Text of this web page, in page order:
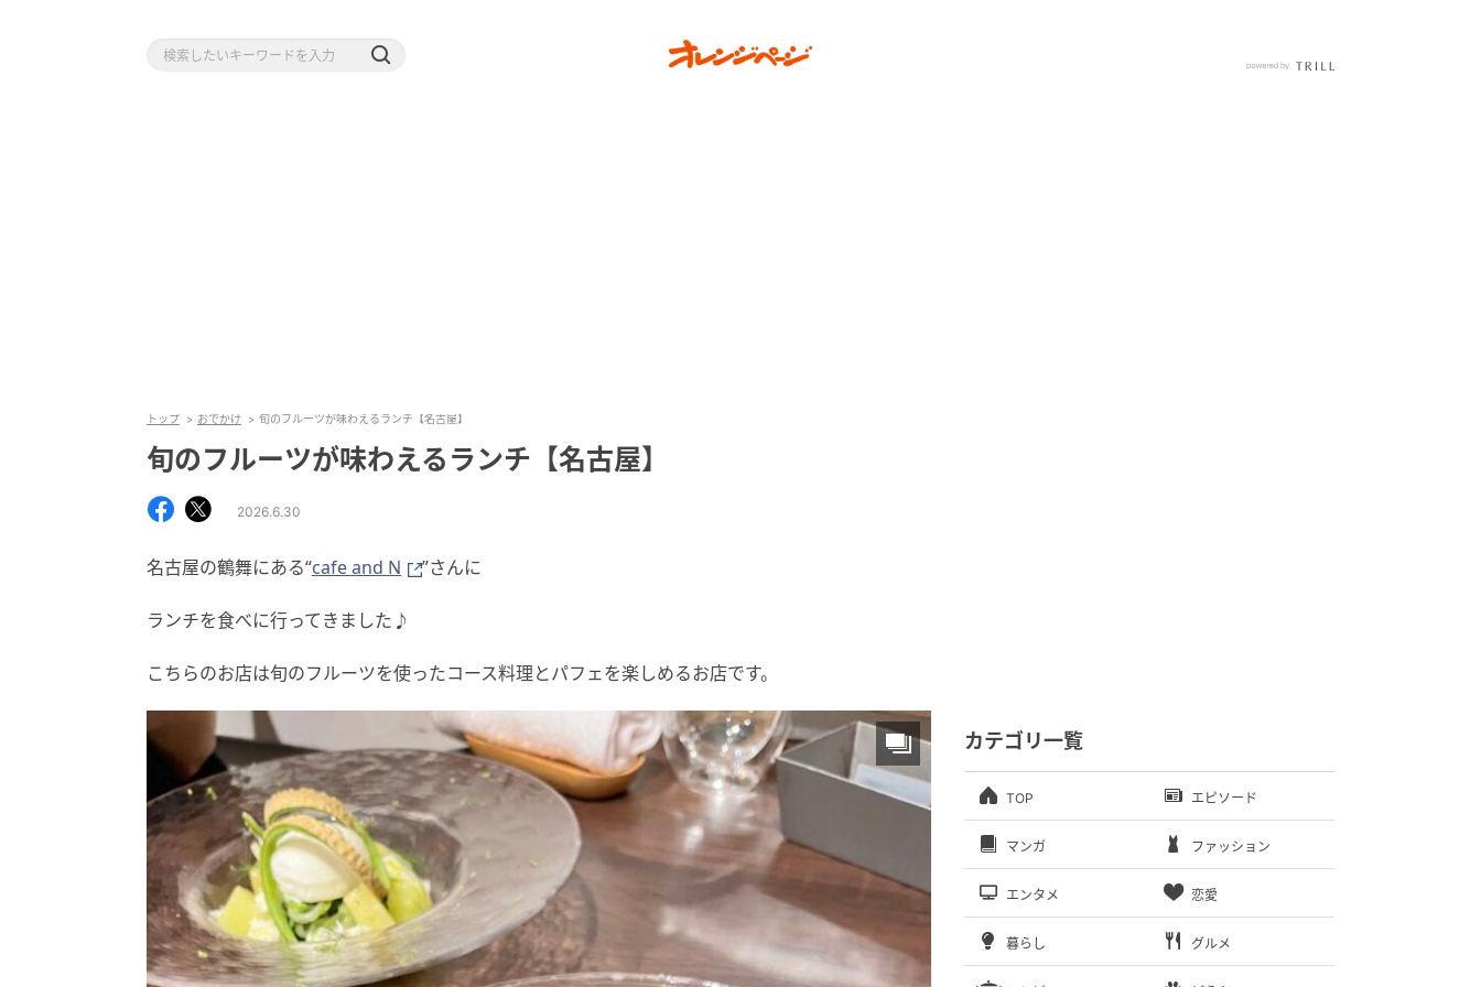
トップ おでかけ 旬のフルーツが味わえるランチ【名古屋】
旬のフルーツが味わえるランチ【名古屋】
2026.6.30
名古屋の鶴舞にある“cafe and N ”さんに
ランチを食べに行ってきました♪
こちらのお店は旬のフルーツを使ったコース料理とパフェを楽しめるお店です。
カテゴリ一覧
TOP エピソード
マンガ ファッション
エンタメ 恋愛
暮らし グルメ